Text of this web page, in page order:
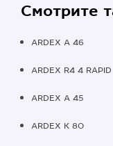
Смотрите
ARDEX A 46
ARDEX R4 4 RAPID
ARDEX A 45
ARDEX K 80